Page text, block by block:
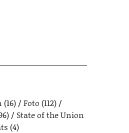
(16) Foto (112)
State of the Union
(4)